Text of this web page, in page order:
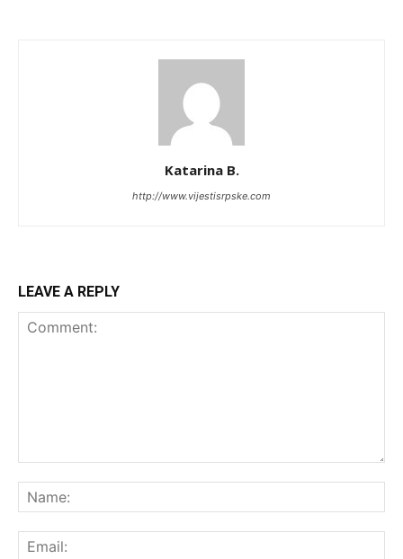
Katarina B.
http://www.vijestisrpske.com
LEAVE A REPLY